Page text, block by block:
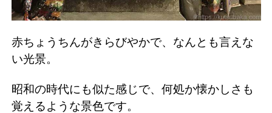
赤ちょうちんがきらびやかで、なんとも言えな
い光景。
昭和の時代にも似た感じで、何処か懐かしさも
覚えるような景色です。